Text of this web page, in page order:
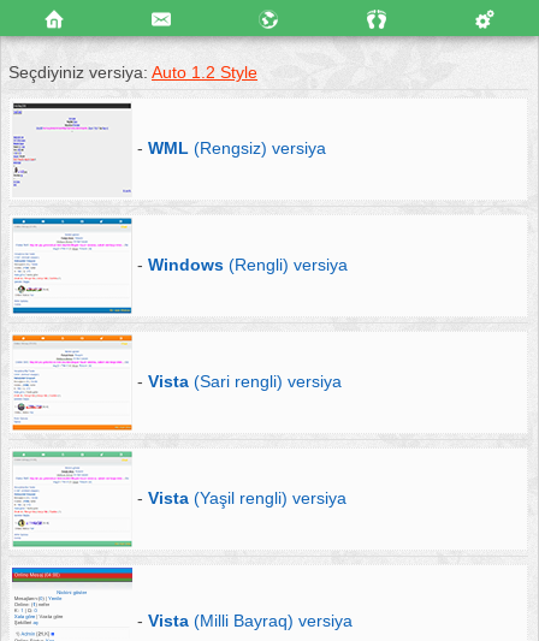
Seçdiyiniz versiya: Auto 1.2 Style
- WML (Rengsiz) versiya
- Windows (Rengli) versiya
- Vista (Sari rengli) versiya
- Vista (Yaşil rengli) versiya
- Vista (Milli Bayraq) versiya